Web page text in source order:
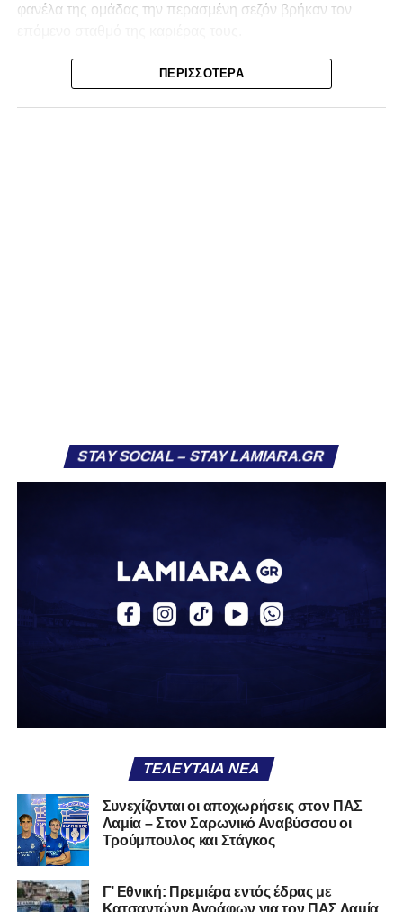
φανέλα της ομάδας την περασμένη σεζόν βρήκαν τον
Ο λόγος για τον Βασίλη Τρούμπουλο και τον Χρυσόστομο
Στάγκο, οι οποίοι θα συνεχίσουν μαζί την ποδοσφαιρική
«Ο Α.Ο. Σαρωνικός Αναβύσσου ανακοινώνει την
περσινή σεζόν πραγματοποίησε γεμάτη χρονιά στη Γ’
Στο παρελθόν αγωνίστηκε στην ΑΕΚ Β’, με την οποία
κατέγραψε 10 συμμετοχές στη Super League 2, καθώς
επίσης σε Εθνικό και Ζάκυνθο. Ξεκίνησε την καριέρα του
στις 26 Σεπτεμβρίου 2021.
Καλωσορίζουμε τον Βασίλη στην οικογένεια του
Σαρωνικού και του ευχόμαστε υγεία και πολλές
επιτυχίες.»
ΠΕΡΙΣΣΌΤΕΡΑ
STAY SOCIAL – STAY LAMIARA.GR
ΤΕΛΕΥΤΑΊΑ ΝΈΑ
Συνεχίζονται οι αποχωρήσεις στον ΠΑΣ
Λαμία – Στον Σαρωνικό Αναβύσσου οι
Τρούμπουλος και Στάγκος
Γ’ Εθνική: Πρεμιέρα εντός έδρας με